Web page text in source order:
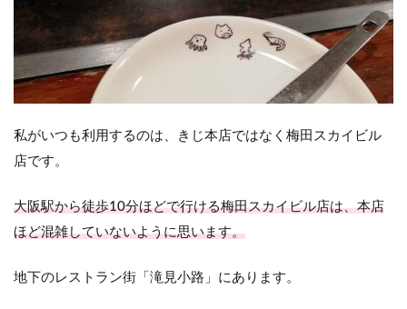
私がいつも利用するのは、きじ本店ではなく梅田スカイビル
店です。
大阪駅から徒歩10分ほどで行ける梅田スカイビル店は、本店
ほど混雑していないように思います。
地下のレストラン街「滝見小路」にあります。